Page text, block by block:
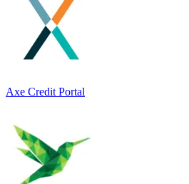
Axe Credit Portal